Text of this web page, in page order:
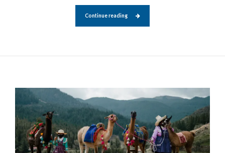
Continue reading